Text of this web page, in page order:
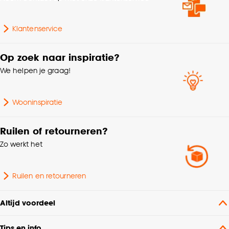
Gewicht
Energielabel 2021
Garantietermijn
Wattage
Klantenservice
Op zoek naar inspiratie?
We helpen je graag!
Wooninspiratie
Ruilen of retourneren?
Zo werkt het
Ruilen en retourneren
Altijd voordeel